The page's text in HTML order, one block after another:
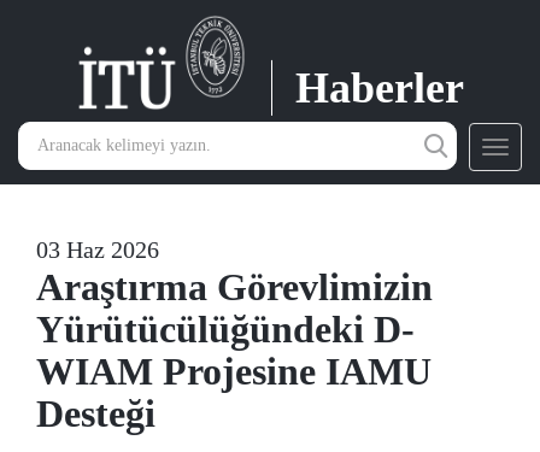
Haberler
03 Haz 2026
Araştırma Görevlimizin
Yürütücülüğündeki D-
WIAM Projesine IAMU
Desteği